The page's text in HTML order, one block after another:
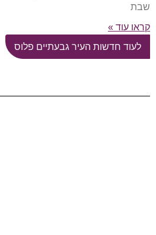
שבת
קראו עוד »
לעוד חדשות העיר גבעתיים פלוס